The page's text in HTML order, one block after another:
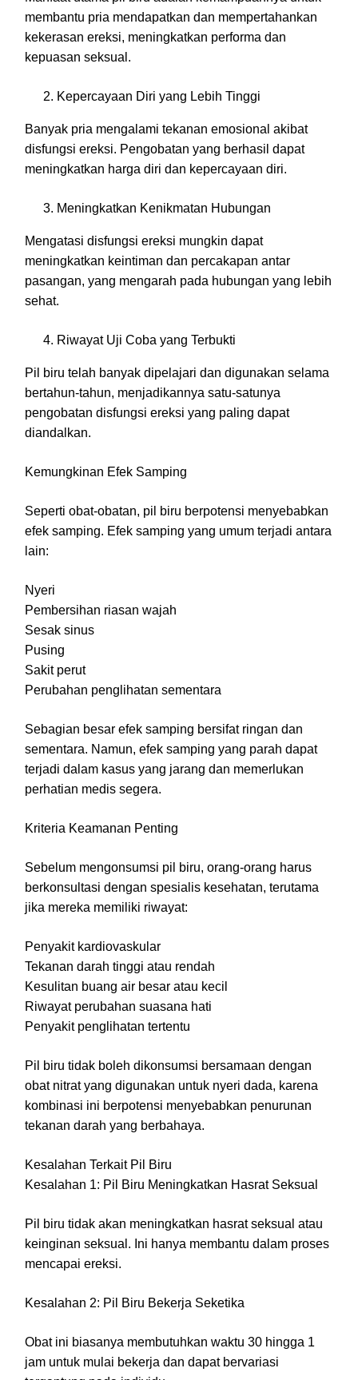
membantu pria mendapatkan dan mempertahankan
kekerasan ereksi, meningkatkan performa dan
kepuasan seksual.
Kepercayaan Diri yang Lebih Tinggi
Banyak pria mengalami tekanan emosional akibat
disfungsi ereksi. Pengobatan yang berhasil dapat
meningkatkan harga diri dan kepercayaan diri.
Meningkatkan Kenikmatan Hubungan
Mengatasi disfungsi ereksi mungkin dapat
meningkatkan keintiman dan percakapan antar
pasangan, yang mengarah pada hubungan yang lebih
sehat.
Riwayat Uji Coba yang Terbukti
Pil biru telah banyak dipelajari dan digunakan selama
bertahun-tahun, menjadikannya satu-satunya
pengobatan disfungsi ereksi yang paling dapat
diandalkan.
Kemungkinan Efek Samping
Seperti obat-obatan, pil biru berpotensi menyebabkan
efek samping. Efek samping yang umum terjadi antara
lain:
Nyeri
Pembersihan riasan wajah
Sesak sinus
Pusing
Sakit perut
Perubahan penglihatan sementara
Sebagian besar efek samping bersifat ringan dan
sementara. Namun, efek samping yang parah dapat
terjadi dalam kasus yang jarang dan memerlukan
perhatian medis segera.
Kriteria Keamanan Penting
Sebelum mengonsumsi pil biru, orang-orang harus
berkonsultasi dengan spesialis kesehatan, terutama
jika mereka memiliki riwayat:
Penyakit kardiovaskular
Tekanan darah tinggi atau rendah
Kesulitan buang air besar atau kecil
Riwayat perubahan suasana hati
Penyakit penglihatan tertentu
Pil biru tidak boleh dikonsumsi bersamaan dengan
obat nitrat yang digunakan untuk nyeri dada, karena
kombinasi ini berpotensi menyebabkan penurunan
tekanan darah yang berbahaya.
Kesalahan Terkait Pil Biru
Kesalahan 1: Pil Biru Meningkatkan Hasrat Seksual
Pil biru tidak akan meningkatkan hasrat seksual atau
keinginan seksual. Ini hanya membantu dalam proses
mencapai ereksi.
Kesalahan 2: Pil Biru Bekerja Seketika
Obat ini biasanya membutuhkan waktu 30 hingga 1
jam untuk mulai bekerja dan dapat bervariasi